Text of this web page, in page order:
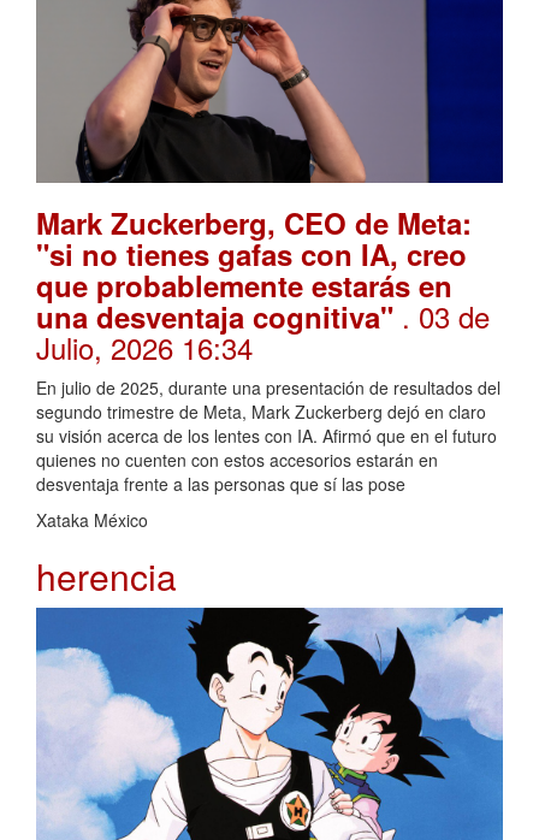
Mark Zuckerberg, CEO de Meta:
"si no tienes gafas con IA, creo
que probablemente estarás en
una desventaja cognitiva" . 03 de
Julio, 2026 16:34
En julio de 2025, durante una presentación de resultados del
segundo trimestre de Meta, Mark Zuckerberg dejó en claro
su visión acerca de los lentes con IA. Afirmó que en el futuro
quienes no cuenten con estos accesorios estarán en
desventaja frente a las personas que sí las pose
Xataka México
herencia